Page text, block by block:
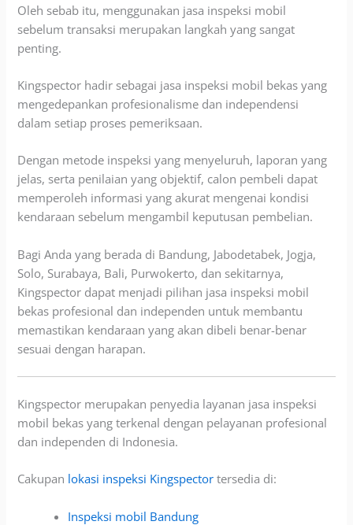
Oleh sebab itu, menggunakan jasa inspeksi mobil
sebelum transaksi merupakan langkah yang sangat
penting.
Kingspector hadir sebagai jasa inspeksi mobil bekas yang
mengedepankan profesionalisme dan independensi
dalam setiap proses pemeriksaan.
Dengan metode inspeksi yang menyeluruh, laporan yang
jelas, serta penilaian yang objektif, calon pembeli dapat
memperoleh informasi yang akurat mengenai kondisi
kendaraan sebelum mengambil keputusan pembelian.
Bagi Anda yang berada di Bandung, Jabodetabek, Jogja,
Solo, Surabaya, Bali, Purwokerto, dan sekitarnya,
Kingspector dapat menjadi pilihan jasa inspeksi mobil
bekas profesional dan independen untuk membantu
memastikan kendaraan yang akan dibeli benar-benar
sesuai dengan harapan.
Kingspector merupakan penyedia layanan jasa inspeksi
mobil bekas yang terkenal dengan pelayanan profesional
dan independen di Indonesia.
Cakupan lokasi inspeksi Kingspector tersedia di:
Inspeksi mobil Bandung